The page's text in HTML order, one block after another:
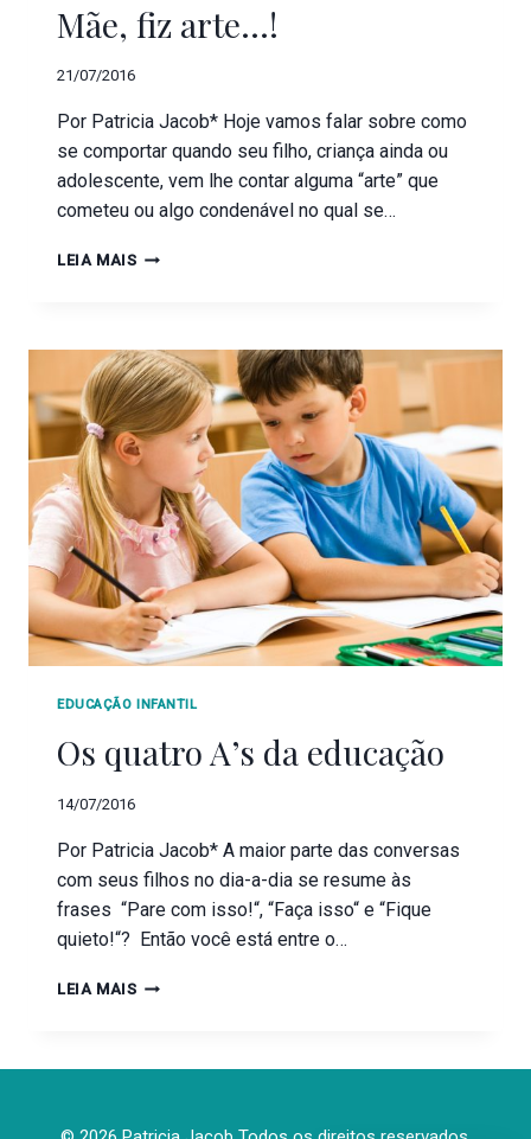
Mãe, fiz arte…!
21/07/2016
Por Patricia Jacob* Hoje vamos falar sobre como
se comportar quando seu filho, criança ainda ou
adolescente, vem lhe contar alguma “arte” que
cometeu ou algo condenável no qual se…
LEIA MAIS
EDUCAÇÃO INFANTIL
Os quatro A’s da educação
14/07/2016
Por Patricia Jacob* A maior parte das conversas
com seus filhos no dia-a-dia se resume às
frases “Pare com isso!“, “Faça isso“ e “Fique
quieto!“? Então você está entre o…
LEIA MAIS